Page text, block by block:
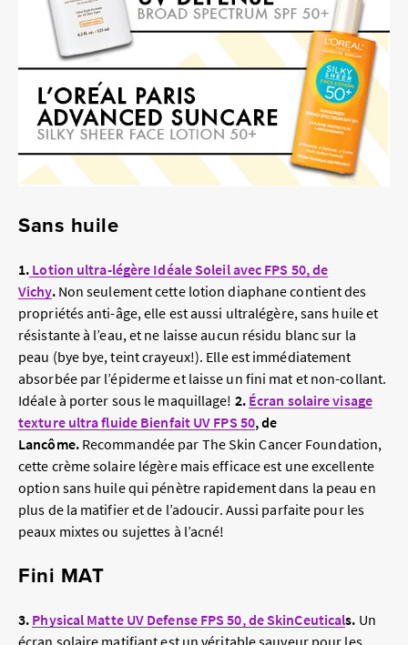
Sans huile
1. Lotion ultra-légère Idéale Soleil avec FPS 50, de
Vichy. Non seulement cette lotion diaphane contient des
propriétés anti-âge, elle est aussi ultralégère, sans huile et
résistante à l’eau, et ne laisse aucun résidu blanc sur la
peau (bye bye, teint crayeux!). Elle est immédiatement
absorbée par l’épiderme et laisse un fini mat et non-collant.
Idéale à porter sous le maquillage! 2. Écran solaire visage
texture ultra fluide Bienfait UV FPS 50, de
Lancôme. Recommandée par The Skin Cancer Foundation,
cette crème solaire légère mais efficace est une excellente
option sans huile qui pénètre rapidement dans la peau en
plus de la matifier et de l’adoucir. Aussi parfaite pour les
peaux mixtes ou sujettes à l’acné!
Fini MAT
3. Physical Matte UV Defense FPS 50, de SkinCeuticals. Un